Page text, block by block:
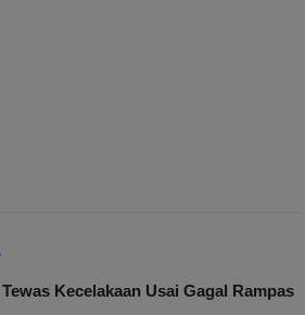
Kecelakaan Usai Gagal Rampas